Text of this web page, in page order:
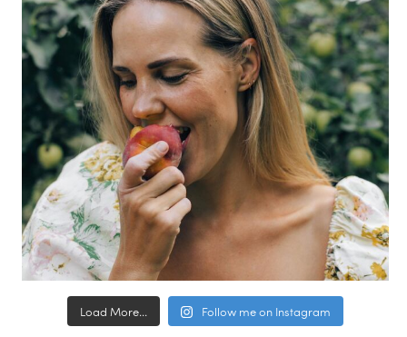
Load More... Follow me on Instagram